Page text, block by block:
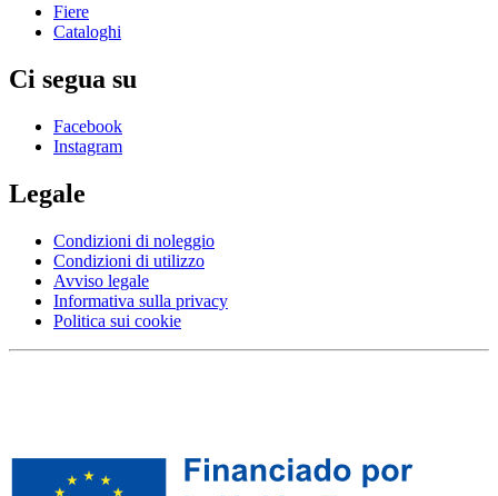
Fiere
Cataloghi
Ci segua su
Facebook
Instagram
Legale
Condizioni di noleggio
Condizioni di utilizzo
Avviso legale
Informativa sulla privacy
Politica sui cookie